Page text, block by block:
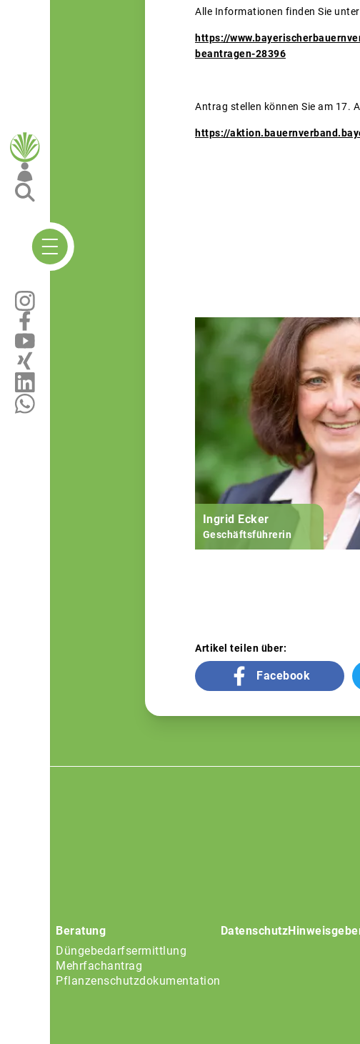
Alle Informationen finden Sie
https://
beantragen-28396
Antrag stellen können Sie am 17.
https://
Ingrid Ecker
Geschäftsführerin
Artikel teilen über:
Facebook
Beratung
Düngebedarfsermittlung
Mehrfachantrag
Pflanzenschutzdokumentation
Datenschutz